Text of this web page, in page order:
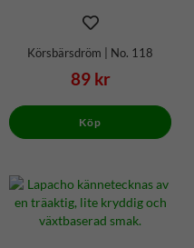
Körsbärsdröm | No. 118
89 kr
Köp